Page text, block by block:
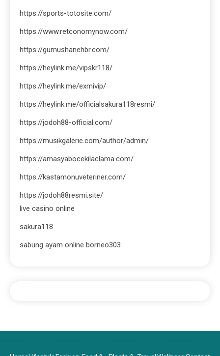
https://sports-totosite.com/
https://www.retconomynow.com/
https://gumushanehbr.com/
https://heylink.me/vipskr118/
https://heylink.me/exmivip/
https://heylink.me/officialsakura118resmi/
https://jodoh88-official.com/
https://musikgalerie.com/author/admin/
https://amasyabocekilaclama.com/
https://kastamonuveteriner.com/
https://jodoh88resmi.site/
live casino online
sakura118
sabung ayam online borneo303